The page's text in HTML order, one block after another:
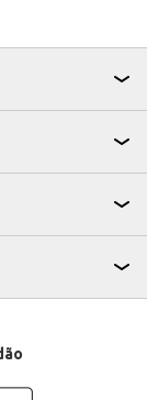
para quem busca